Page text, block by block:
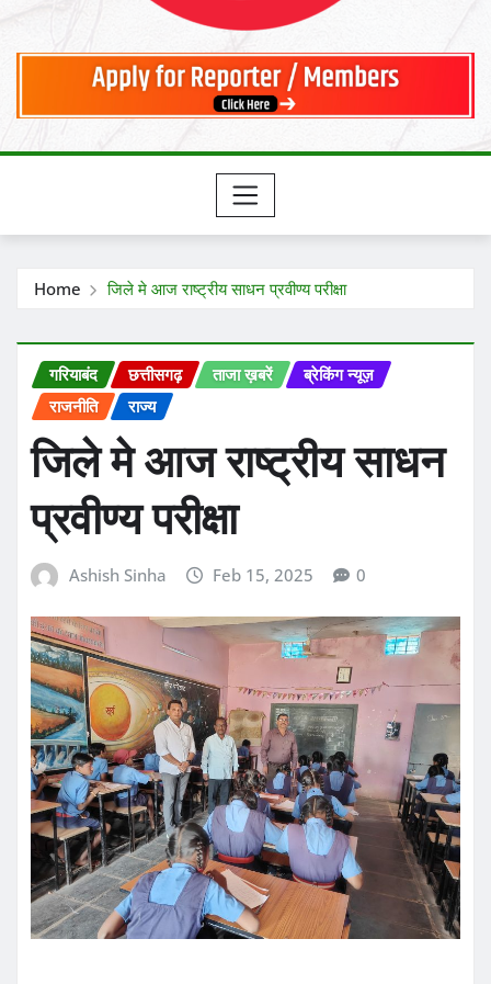
Home जिले मे आज राष्ट्रीय साधन प्रवीण्य परीक्षा
गरियाबंद छत्तीसगढ़ ताजा ख़बरें
ब्रेकिंग न्यूज़
राजनीति
राज्य
जिले मे आज राष्ट्रीय साधन
प्रवीण्य परीक्षा
Ashish Sinha Feb 15, 2025 0